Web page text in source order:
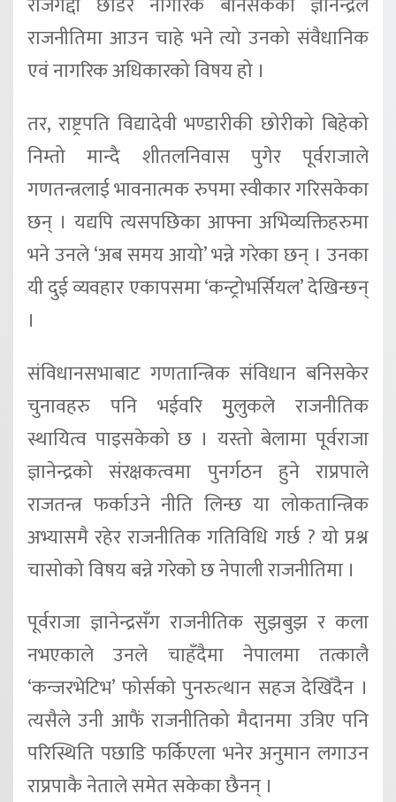
राजनीतिमा आउन चाहे भने त्यो उनको संवैधानिक
एवं नागरिक अधिकारको विषय हो ।
तर, राष्ट्रपति विद्यादेवी भण्डारीकी छोरीको बिहेको
निम्तो मान्दै शीतलनिवास पुगेर पूर्वराजाले
गणतन्त्रलाई भावनात्मक रुपमा स्वीकार गरिसकेका
छन् । यद्यपि त्यसपछिका आफ्ना अभिव्यक्तिहरुमा
भने उनले ‘अब समय आयो’ भन्ने गरेका छन् । उनका
यी दुई व्यवहार एकापसमा ‘कन्ट्रोभर्सियल’ देखिन्छन्
।
संविधानसभाबाट गणतान्त्रिक संविधान बनिसकेर
चुनावहरु पनि भईवरि मुुलुकले राजनीतिक
स्थायित्व पाइसकेको छ । यस्तो बेलामा पूर्वराजा
ज्ञानेन्द्रको संरक्षकत्वमा पुनर्गठन हुने राप्रपाले
राजतन्त्र फर्काउने नीति लिन्छ या लोकतान्त्रिक
अभ्यासमै रहेर राजनीतिक गतिविधि गर्छ ? यो प्रश्न
चासोको विषय बन्ने गरेको छ नेपाली राजनीतिमा ।
पूर्वराजा ज्ञानेन्द्रसँग राजनीतिक सुझबुझ र कला
नभएकाले उनले चाहँदैमा नेपालमा तत्कालै
‘कन्जरभेटिभ’ फोर्सको पुनरुत्थान सहज देखिँदैन ।
त्यसैले उनी आफैं राजनीतिको मैदानमा उत्रिए पनि
परिस्थिति पछाडि फर्किएला भनेर अनुमान लगाउन
राप्रपाकै नेताले समेत सकेका छैनन् ।